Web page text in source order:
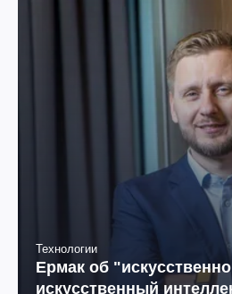
Технологии
Ермак об
искусственный